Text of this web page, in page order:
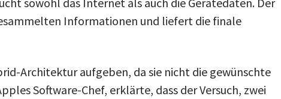
Informationen und liefert die finale
Architektur aufgeben, da sie nicht die gewünschte
Software-Chef, erklärte, dass der Versuch, zwei